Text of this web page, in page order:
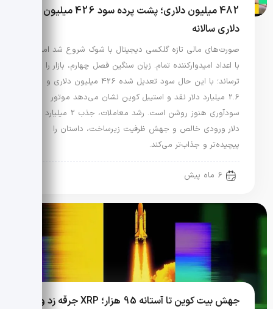
482 میلیون دلاری؛ پشت پرده سود 426 میلیون
دلاری سالانه
صورت‌های مالی تازه گلکسی دیجیتال با شوک شروع شد اما
با اعداد امیدوارکننده تمام. زیان سنگین فصل چهارم، بازار را
ترساند؛ با این حال سود تعدیل شده 426 میلیون دلاری و
2.6 میلیارد دلار نقد و استیبل کوین نشان می‌دهد موتور
سودآوری هنوز روشن است. رشد معاملات، جذب 2 میلیارد
دلار ورودی خالص و جهش ظرفیت زیرساخت، داستان را
پیچیده‌تر و جذاب‌تر می‌کند.
6 ماه پیش
جهش بیت کوین تا آستانه 95 هزار؛ XRP جرقه زد و